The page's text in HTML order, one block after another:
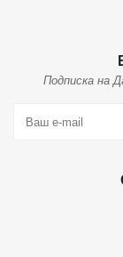
Подписка на